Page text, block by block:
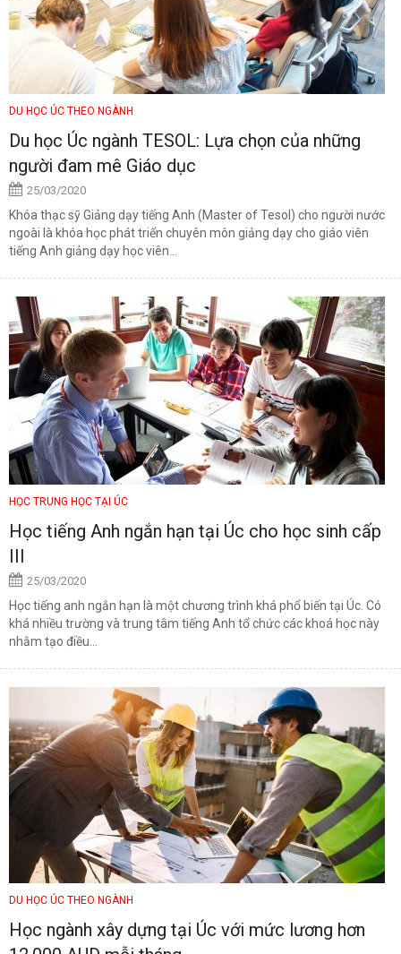
DU HỌC ÚC THEO NGÀNH
Du học Úc ngành TESOL: Lựa chọn của những
người đam mê Giáo dục
25/03/2020
Khóa thạc sỹ Giảng dạy tiếng Anh (Master of Tesol) cho người nước
ngoài là khóa học phát triển chuyên môn giảng dạy cho giáo viên
tiếng Anh giảng dạy học viên...
HỌC TRUNG HỌC TẠI ÚC
Học tiếng Anh ngắn hạn tại Úc cho học sinh cấp
III
25/03/2020
Học tiếng anh ngắn hạn là một chương trình khá phổ biến tại Úc. Có
khá nhiều trường và trung tâm tiếng Anh tổ chức các khoá học này
nhằm tạo điều...
DU HỌC ÚC THEO NGÀNH
Học ngành xây dựng tại Úc với mức lương hơn